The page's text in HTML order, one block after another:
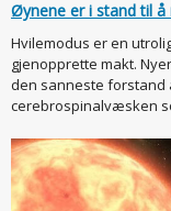
Øynene er i stand til å
Hvilemodus er en
gjenopprette makt.
den sanneste forstand
cerebrospinalvæsken